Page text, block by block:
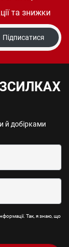
та знижки
Підписатися
й добірками
Так, я знаю, що